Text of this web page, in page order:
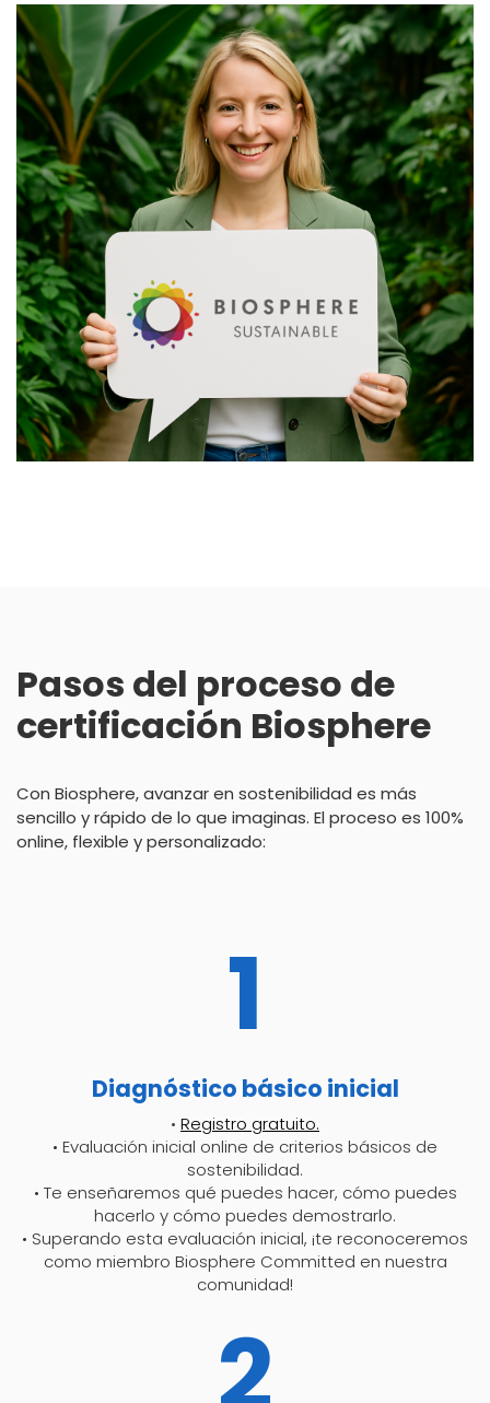
Pasos del proceso de
certificación Biosphere
Con Biosphere, avanzar en sostenibilidad es más
sencillo y rápido de lo que imaginas. El proceso es 100%
online, flexible y personalizado:
1
Diagnóstico básico inicial
• Registro gratuito.
• Evaluación inicial online de criterios básicos de
sostenibilidad.
• Te enseñaremos qué puedes hacer, cómo puedes
hacerlo y cómo puedes demostrarlo.
• Superando esta evaluación inicial, ¡te reconoceremos
como miembro Biosphere Committed en nuestra
comunidad!